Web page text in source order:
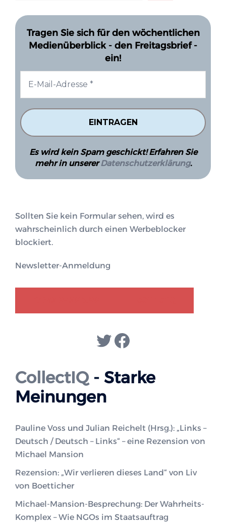
Tragen Sie sich für den wöchentlichen
Medienüberblick - den Freitagsbrief -
ein!
Es wird kein Spam geschickt! Erfahren Sie
mehr in unsererDatenschutzerklärung.
Sollten Sie kein Formular sehen, wird es
wahrscheinlich durch einen Werbeblocker
blockiert.
Newsletter-Anmeldung
Twitter
Facebook
CollectIQ- Starke
Meinungen
Pauline Voss und Julian Reichelt (Hrsg.): „Links –
Deutsch / Deutsch – Links“ – eine Rezension von
Michael Mansion
Rezension: „Wir verlieren dieses Land“ von Liv
von Boetticher
Michael-Mansion-Besprechung: Der Wahrheits-
Komplex – Wie NGOs im Staatsauftrag